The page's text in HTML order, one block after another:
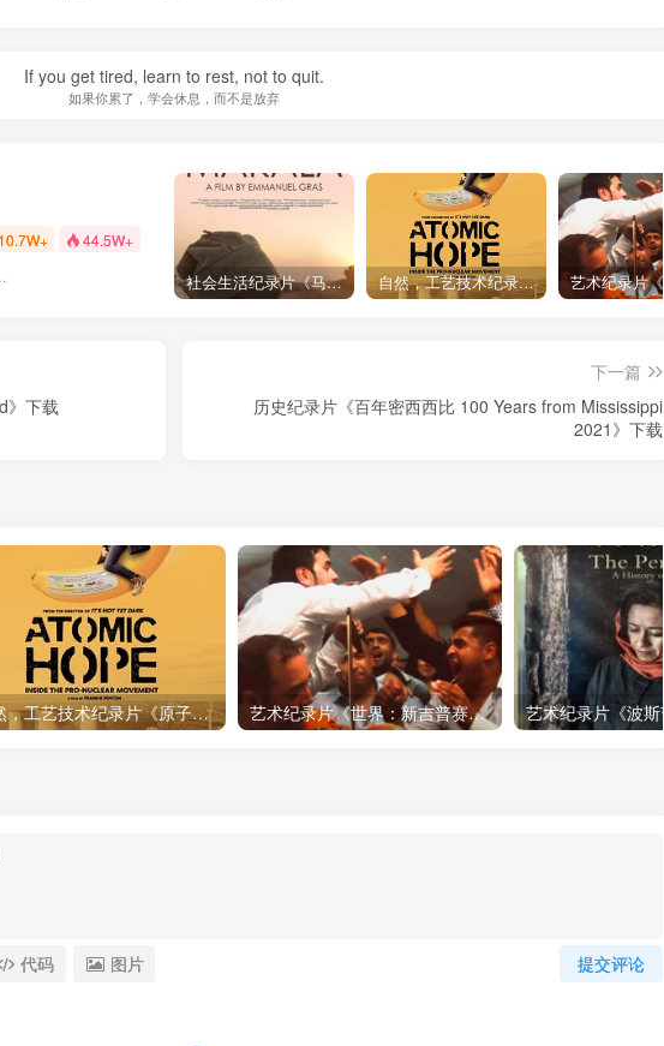
If you get tired, learn to rest, not to quit.
如果你累了，学会休息，而不是放弃
10.7W+ 44.5W+
社会生活纪录片《马加拉 Makala》下载 自然，工艺技术纪录片《原子能的希望 Atomic Hope – Inside the Pro-Nuclear Movement》下载
》下载
下一篇
历史纪录片《百年密西西比 100 Years from Mississippi
2021》下载
自然，工艺技术纪录片《原子能的希望 Atomic Hope – Inside the Pro-Nuclear Movement》下载 艺术纪录片《世界：新吉普赛之王 This World: The New Gypsy Kings》下载
提交评论
代码 图片